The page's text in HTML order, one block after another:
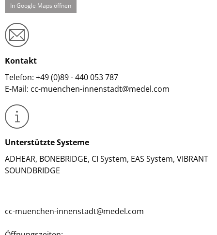
In Google Maps öffnen
Kontakt
Telefon: +49 (0)89 - 440 053 787
E-Mail: cc-muenchen-innenstadt@medel.com
Unterstützte Systeme
ADHEAR, BONEBRIDGE, CI System, EAS System, VIBRANT
SOUNDBRIDGE
cc-muenchen-innenstadt@medel.com